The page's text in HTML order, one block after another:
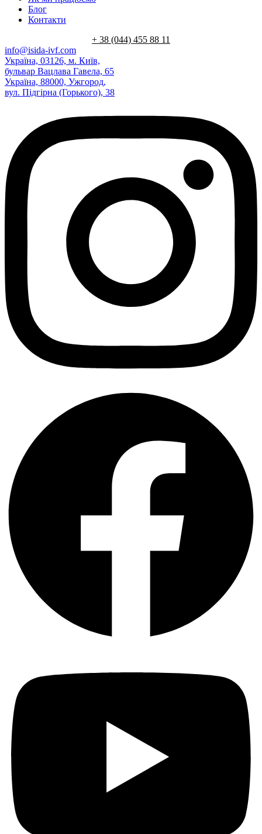
Блог
Контакти
+ 38 (044) 455 88 11
info@isida-ivf.com
Україна, 03126, м. Київ,
бульвар Вацлава Гавела, 65
Україна, 88000, Ужгород,
вул. Підгірна (Горького), 38